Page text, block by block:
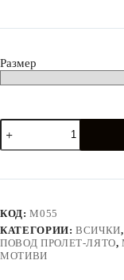
Размер
количество
за
Рокля
тениска
в
черно
КОД:M055
КАТЕГОРИИ:ВСИЧКИ
ПОВОД ПРОЛЕТ-ЛЯТО,
МОТИВИ